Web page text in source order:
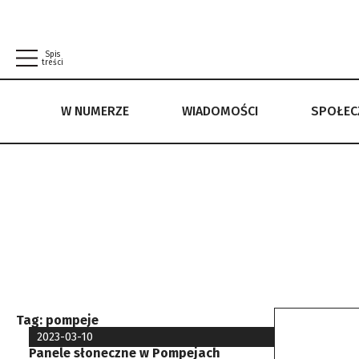
Spis
treści
W NUMERZE WIADOMOŚCI
W NUMERZE WIADOMOŚCI SPOŁECZEŃSTWO
Tag: pompeje
2023-03-10
Panele słoneczne w Pompejach